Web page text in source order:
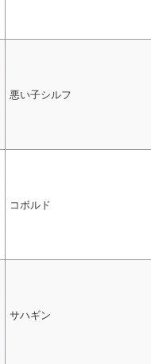
悪い子シルフ
コボルド
サハギン